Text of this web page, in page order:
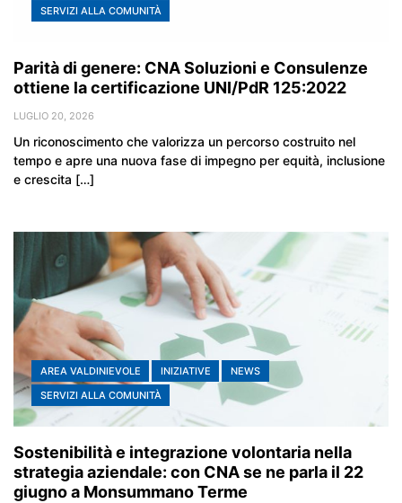
SERVIZI ALLA COMUNITÀ
Parità di genere: CNA Soluzioni e Consulenze
ottiene la certificazione UNI/PdR 125:2022
LUGLIO 20, 2026
Un riconoscimento che valorizza un percorso costruito nel
tempo e apre una nuova fase di impegno per equità, inclusione
e crescita […]
AREA VALDINIEVOLE INIZIATIVE
NEWS
SERVIZI ALLA COMUNITÀ
Sostenibilità e integrazione volontaria nella
strategia aziendale: con CNA se ne parla il 22
giugno a Monsummano Terme